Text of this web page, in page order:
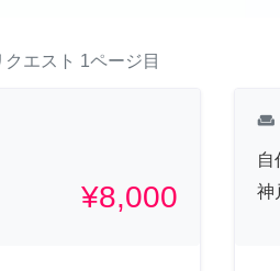
クエスト 1ページ目
¥8,000
weekend
自
神